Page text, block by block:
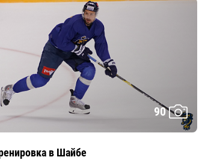
90
в Шайбе